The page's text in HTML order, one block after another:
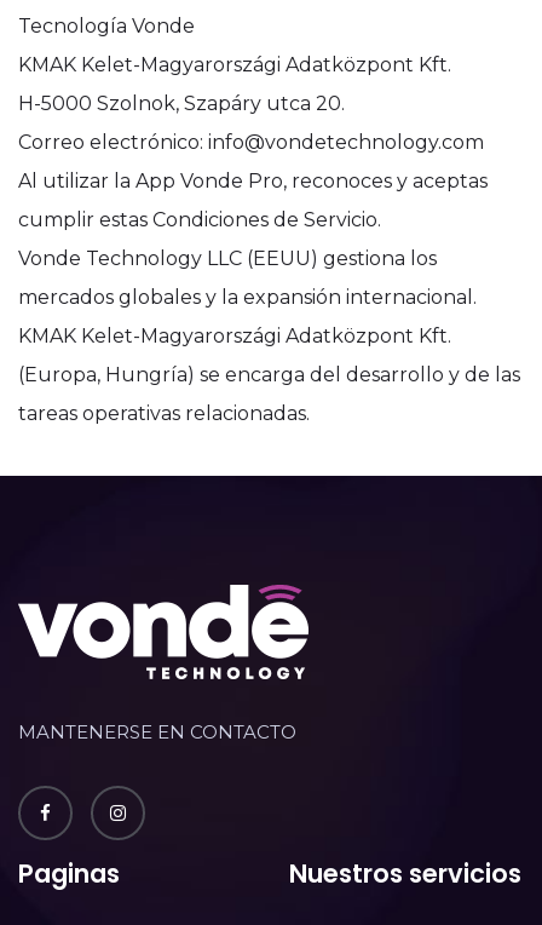
Tecnología Vonde
KMAK Kelet-Magyarországi Adatközpont Kft.
H-5000 Szolnok, Szapáry utca 20.
Correo electrónico: info@vondetechnology.com
Al utilizar la App Vonde Pro, reconoces y aceptas
cumplir estas Condiciones de Servicio.
Vonde Technology LLC (EEUU) gestiona los
mercados globales y la expansión internacional.
KMAK Kelet-Magyarországi Adatközpont Kft.
(Europa, Hungría) se encarga del desarrollo y de las
tareas operativas relacionadas.
MANTENERSE EN CONTACTO
Paginas Nuestros servicios